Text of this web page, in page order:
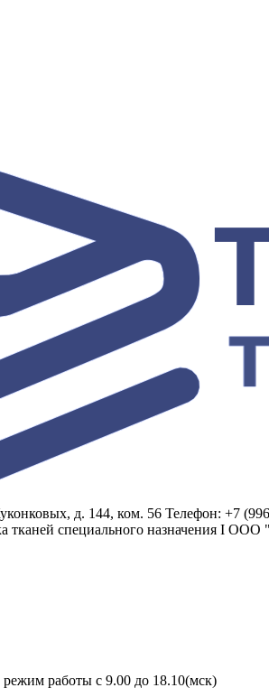
д. 144, ком. 56 Телефон: +7
тканей специального назначения I
работы с 9.00 до 18.10(мск)